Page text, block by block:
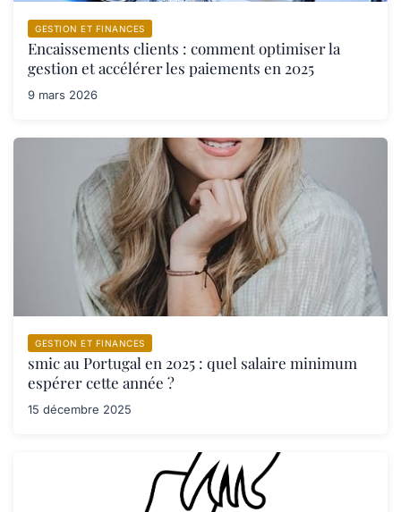
GESTION ET FINANCES
Encaissements clients : comment optimiser la
gestion et accélérer les paiements en 2025
9 mars 2026
GESTION ET FINANCES
smic au Portugal en 2025 : quel salaire minimum
espérer cette année ?
15 décembre 2025